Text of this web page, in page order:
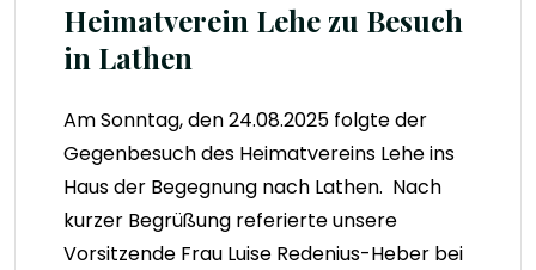
Heimatverein Lehe zu Besuch
in Lathen
Am Sonntag, den 24.08.2025 folgte der
Gegenbesuch des Heimatvereins Lehe ins
Haus der Begegnung nach Lathen. Nach
kurzer Begrüßung referierte unsere
Vorsitzende Frau Luise Redenius-Heber bei